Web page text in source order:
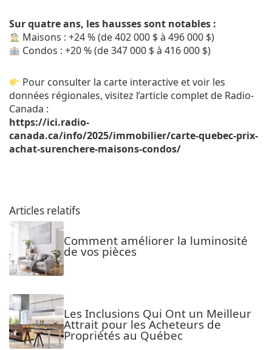
Sur quatre ans, les hausses sont notables :
Maisons : +24 % (de 402 000 $ à 496 000 $)
Condos : +20 % (de 347 000 $ à 416 000 $)
Pour consulter la carte interactive et voir les
données régionales, visitez l’article complet de Radio-
Canada :
https://ici.radio-
canada.ca/info/2025/immobilier/carte-quebec-prix-
achat-surenchere-maisons-condos/
Articles relatifs
Comment améliorer la luminosité
de vos pièces
Les Inclusions Qui Ont un Meilleur
Attrait pour les Acheteurs de
Propriétés au Québec